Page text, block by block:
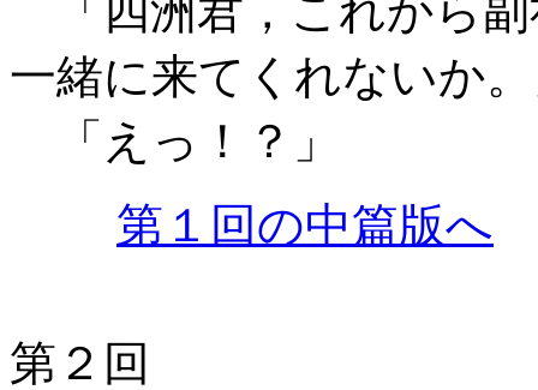
「四洲君，これから
一緒に来てくれないか
「えっ！？」
第１回の中篇版へ
第２回